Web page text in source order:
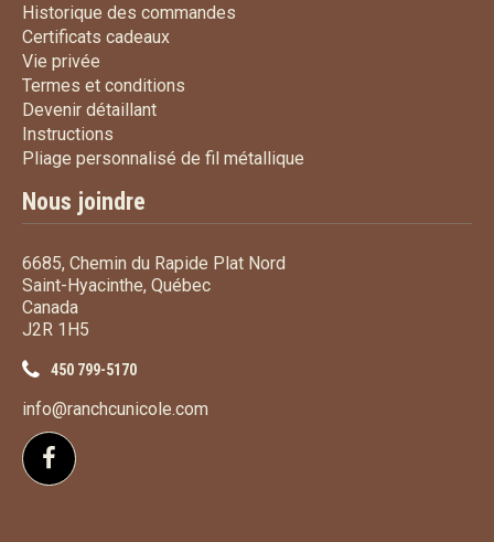
Historique des commandes
Certificats cadeauxCertificats cadeaux
Vie privée
Termes et conditions
Devenir détaillantDevenir détaillant
Instructions
Pliage personnalisé de fil métallique
Nous joindre
6685, Chemin du Rapide Plat Nord
Saint-Hyacinthe, Québec
Canada
J2R 1H5
450 799-5170
info@ranchcunicole.com
Suivez-nous sur Facebook